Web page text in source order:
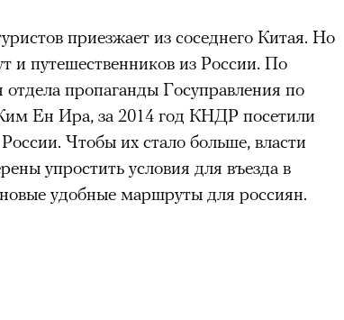
приезжает из соседнего Китая. Но
и путешественников из России. По
пропаганды Госуправления по
Ен Ира, за 2014 год КНДР посетили
Чтобы их стало больше, власти
упростить условия для въезда в
новые удобные маршруты для россиян.